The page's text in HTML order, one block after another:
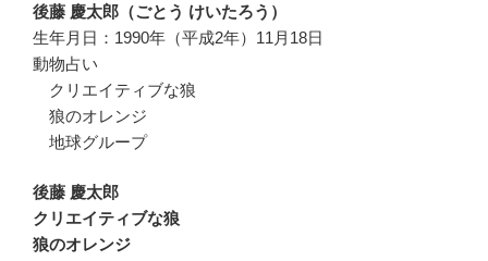
後藤 慶太郎（ごとう けいたろう）
生年月日：1990年（平成2年）11月18日
動物占い
クリエイティブな狼
狼のオレンジ
地球グループ
後藤 慶太郎
クリエイティブな狼
狼のオレンジ